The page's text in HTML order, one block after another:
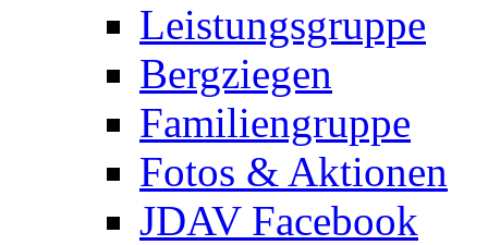
Leistungsgruppe
Bergziegen
Familiengruppe
Fotos & Aktionen
JDAV Facebook